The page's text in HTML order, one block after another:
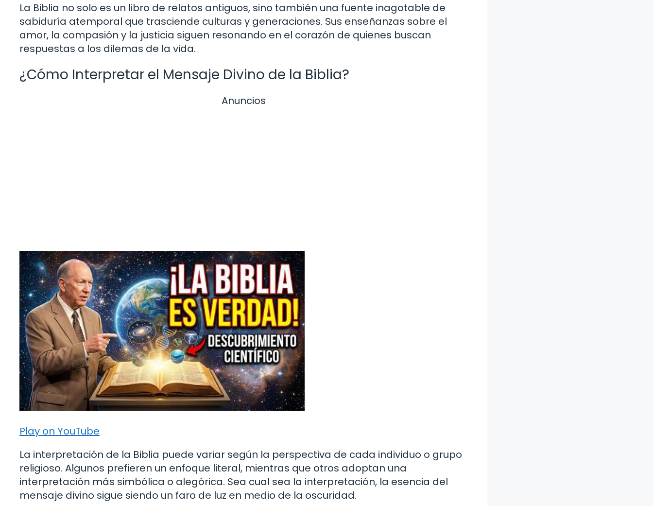
La Biblia no solo es un libro de relatos antiguos, sino también una fuente inagotable de
sabiduría atemporal que trasciende culturas y generaciones. Sus enseñanzas sobre el
amor, la compasión y la justicia siguen resonando en el corazón de quienes buscan
respuestas a los dilemas de la vida.
¿Cómo Interpretar el Mensaje Divino de la Biblia?
Anuncios
Play on YouTube
La interpretación de la Biblia puede variar según la perspectiva de cada individuo o grupo
religioso. Algunos prefieren un enfoque literal, mientras que otros adoptan una
interpretación más simbólica o alegórica. Sea cual sea la interpretación, la esencia del
mensaje divino sigue siendo un faro de luz en medio de la oscuridad.